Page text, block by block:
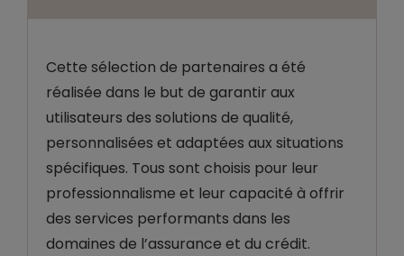
Cette sélection de partenaires a été
réalisée dans le but de garantir aux
utilisateurs des solutions de qualité,
personnalisées et adaptées aux situations
spécifiques. Tous sont choisis pour leur
professionnalisme et leur capacité à offrir
des services performants dans les
domaines de l’assurance et du crédit.